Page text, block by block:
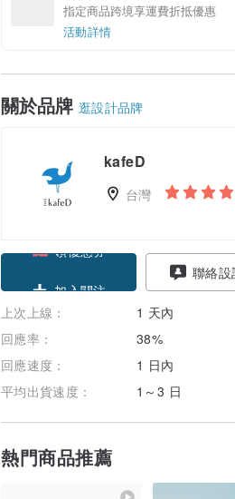
指定商品跨境享運費折抵優惠
活動詳情
關於品牌 逛設計品牌
kafeD
台灣
聯絡設
上次上線：
1 天內
回應率：
38%
回應速度：
1 日內
平均出貨速度：
1～3 日
熱門商品推薦